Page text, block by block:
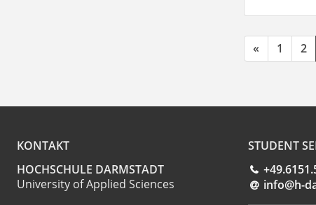
« 1 2
KONTAKT
HOCHSCHULE DARMSTADT
University of Applied Sciences
STUDENT
info@h-